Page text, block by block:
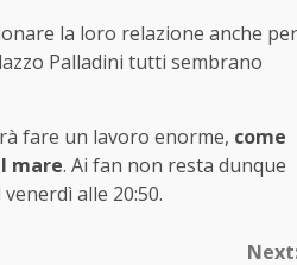
la loro relazione anche per
Palladini tutti sembrano
fare un lavoro enorme, come
mare. Ai fan non resta dunque
alle 20:50.